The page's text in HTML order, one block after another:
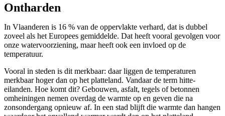
Ontharden
In Vlaanderen is 16 % van de oppervlakte verhard, dat is dubbel
zoveel als het Europees gemiddelde. Dat heeft vooral gevolgen voor
onze watervoorziening, maar heeft ook een invloed op de
temperatuur.
Vooral in steden is dit merkbaar: daar liggen de temperaturen
merkbaar hoger dan op het platteland. Vandaar de term hitte-
eilanden. Hoe komt dit? Gebouwen, asfalt, tegels of betonnen
omheiningen nemen overdag de warmte op en geven die na
zonsondergang opnieuw af. In een stad blijft die warmte dan hangen